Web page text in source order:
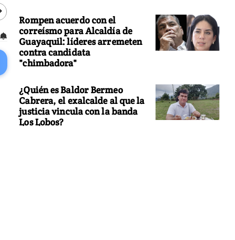
Rompen acuerdo con el
correísmo para Alcaldía de
Guayaquil: líderes arremeten
contra candidata
"chimbadora"
¿Quién es Baldor Bermeo
Cabrera, el exalcalde al que la
justicia vincula con la banda
Los Lobos?